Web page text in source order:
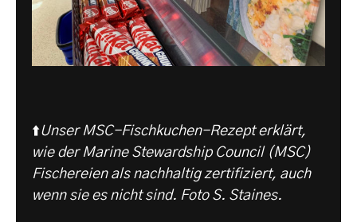
⬆️Unser MSC-Fischkuchen-Rezept erklärt,
wie der Marine Stewardship Council (MSC)
Fischereien als nachhaltig zertifiziert, auch
wenn sie es nicht sind. Foto S. Staines.